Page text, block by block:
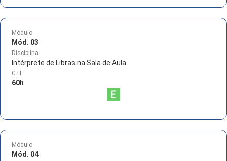
Módulo
Mód. 03
Disciplina
Intérprete de Libras na Sala de Aula
C.H
60h
Módulo
Mód. 04